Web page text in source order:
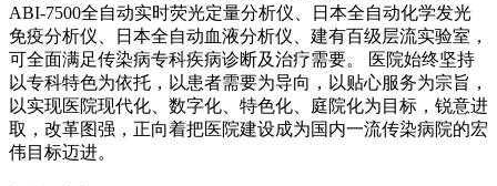
ABI-7500全自动实时荧光定量分析仪、日本全自动化学发光
免疫分析仪、日本全自动血液分析仪、建有百级层流实验室，
可全面满足传染病专科疾病诊断及治疗需要。 医院始终坚持
以专科特色为依托，以患者需要为导向，以贴心服务为宗旨，
以实现医院现代化、数字化、特色化、庭院化为目标，锐意进
取，改革图强，正向着把医院建设成为国内一流传染病院的宏
伟目标迈进。